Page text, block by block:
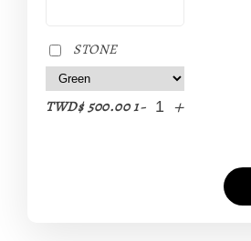
STONE
TWD$ 500.00 1- +